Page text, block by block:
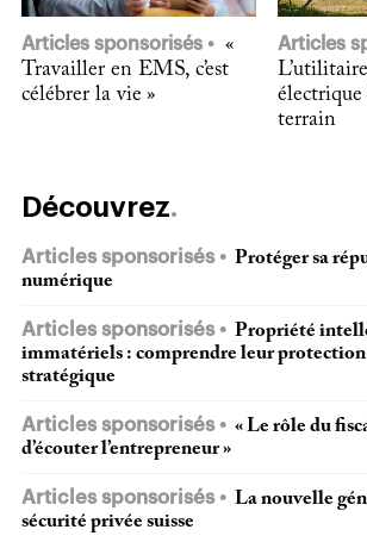
Articles sponsorisés
«
Travailler en EMS, c’est
célébrer la vie »
Articles
électrique
terrain
Découvrez
Articles sponsorisés
Protéger sa
numérique
Articles sponsorisés
Propriété
immatériels : comprendre leur
stratégique
Articles sponsorisés
« Le rôle du
d’écouter l’entrepreneur »
Articles sponsorisés
La nouvelle
sécurité privée suisse